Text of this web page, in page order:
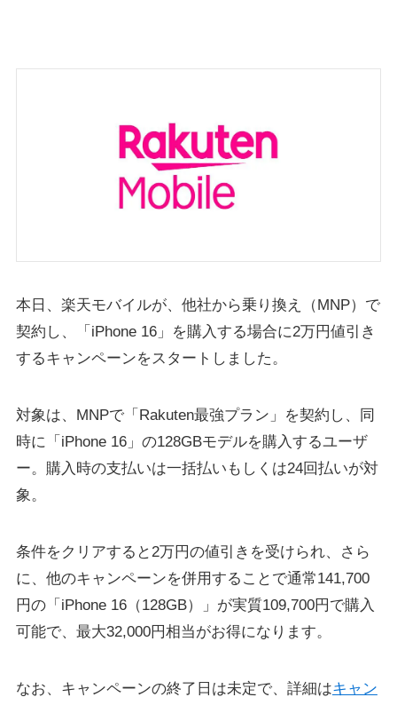
本日、楽天モバイルが、他社から乗り換え（MNP）で
契約し、「iPhone 16」を購入する場合に2万円値引き
するキャンペーンをスタートしました。
対象は、MNPで「Rakuten最強プラン」を契約し、同
時に「iPhone 16」の128GBモデルを購入するユーザ
ー。購入時の支払いは一括払いもしくは24回払いが対
象。
条件をクリアすると2万円の値引きを受けられ、さら
に、他のキャンペーンを併用することで通常141,700
円の「iPhone 16（128GB）」が実質109,700円で購入
可能で、最大32,000円相当がお得になります。
なお、キャンペーンの終了日は未定で、詳細はキャン